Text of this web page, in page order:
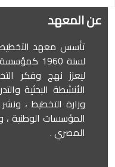
عن المعهد
لسنة
ليعزز نهج وفكر
الأنشطة البحثية
وزارة التخطيط ،
المؤسسات الوطنية
المصري .